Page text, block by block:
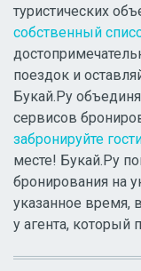
туристических
собственный
поездок и
Букай.Ру
сервисов
забронируйте
месте! Букай.Ру
бронирования на
указанное время,
у агента,